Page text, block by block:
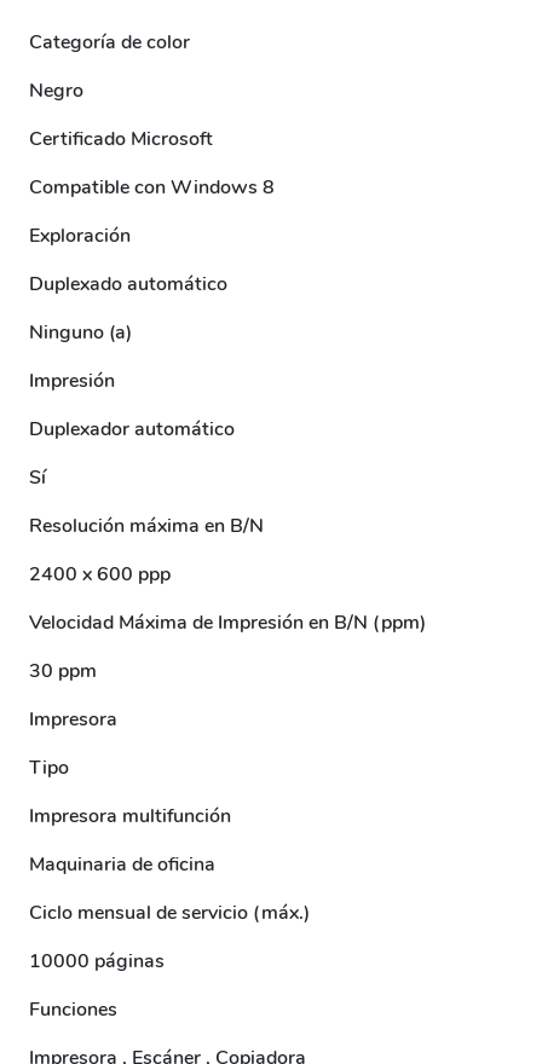
Categoría de color
Negro
Certificado Microsoft
Compatible con Windows 8
Exploración
Duplexado automático
Ninguno (a)
Impresión
Duplexador automático
Sí
Resolución máxima en B/N
2400 x 600 ppp
Velocidad Máxima de Impresión en B/N (ppm)
30 ppm
Impresora
Tipo
Impresora multifunción
Maquinaria de oficina
Ciclo mensual de servicio (máx.)
10000 páginas
Funciones
Impresora , Escáner , Copiadora